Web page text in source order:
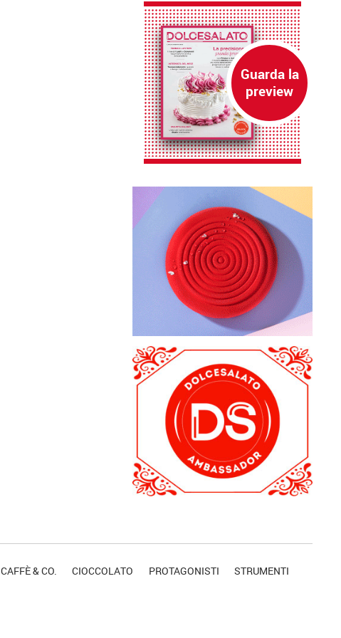
CAFFÈ & CO. CIOCCOLATO PROTAGONISTI STRUMENTI